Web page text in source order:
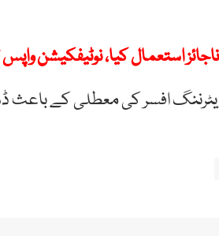
استعمال کیا، نوٹیفکیشن
مطابق یوسی 3 کے ریٹرننگ افسر کی